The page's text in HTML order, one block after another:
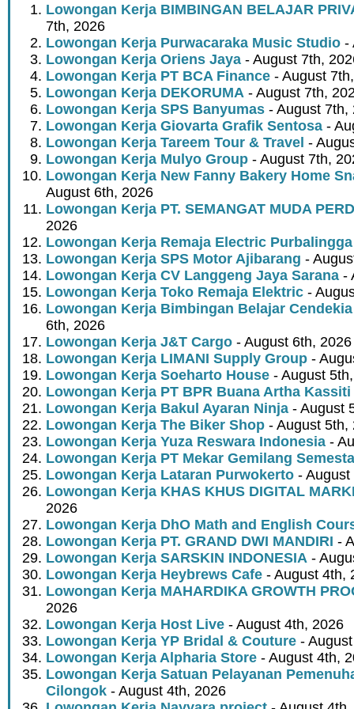
Lowongan Kerja BIMBINGAN BELAJAR
7th, 2026
Lowongan Kerja Purwacaraka Music Studio -
Lowongan Kerja Oriens Jaya - August 7th,
Lowongan Kerja PT BCA Finance - August
Lowongan Kerja DEKORUMA - August 7th,
Lowongan Kerja SPS Banyumas - August 7th,
Lowongan Kerja Giovarta Grafik Sentosa -
Lowongan Kerja Tareem Tour & Travel -
Lowongan Kerja Mulyo Group - August 7th,
Lowongan Kerja New Fanny Bakery Home
August 6th, 2026
Lowongan Kerja PT. SEMANGAT MUDA
2026
Lowongan Kerja Remaja Electric Purbalingga
Lowongan Kerja SPS Motor Ajibarang -
Lowongan Kerja CV Langgeng Jaya Sarana -
Lowongan Kerja Toko Remaja Elektric -
Lowongan Kerja Bimbingan Belajar
6th, 2026
Lowongan Kerja J&T Cargo - August 6th, 2026
Lowongan Kerja LIMANI Supply Group -
Lowongan Kerja Soeharto House - August
Lowongan Kerja PT BPR Buana Artha Kassiti
Lowongan Kerja Bakul Ayaran Ninja - August
Lowongan Kerja The Biker Shop - August 5th,
Lowongan Kerja Yuza Reswara Indonesia -
Lowongan Kerja PT Mekar Gemilang Semesta
Lowongan Kerja Lataran Purwokerto -
Lowongan Kerja KHAS KHUS DIGITAL
2026
Lowongan Kerja DhO Math and English
Lowongan Kerja PT. GRAND DWI MANDIRI -
Lowongan Kerja SARSKIN INDONESIA -
Lowongan Kerja Heybrews Cafe - August 4th,
Lowongan Kerja MAHARDIKA GROWTH
2026
Lowongan Kerja Host Live - August 4th, 2026
Lowongan Kerja YP Bridal & Couture -
Lowongan Kerja Alpharia Store - August 4th,
Lowongan Kerja Satuan Pelayanan
Cilongok - August 4th, 2026